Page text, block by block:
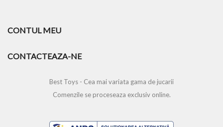
CONTUL MEU
CONTACTEAZA-NE
Best Toys - Cea mai variata gama de jucarii
Comenzile se proceseaza exclusiv online.